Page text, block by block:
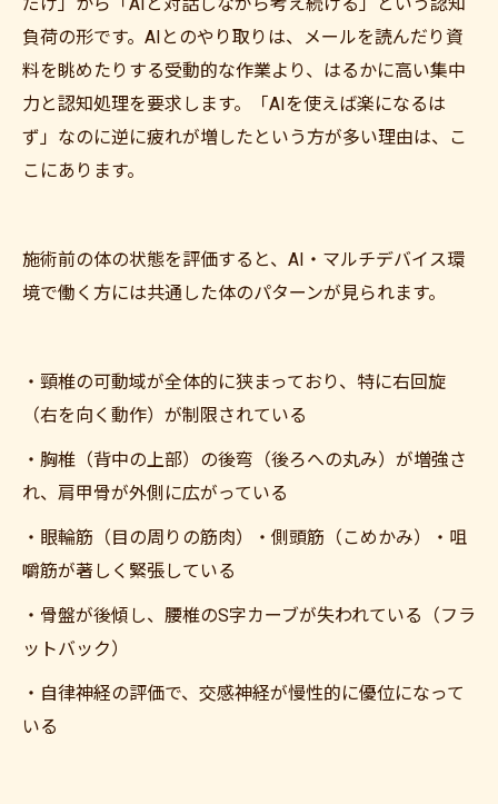
負荷の形です。AIとのやり取りは、メールを読んだり資
料を眺めたりする受動的な作業より、はるかに高い集中
力と認知処理を要求します。「AIを使えば楽になるは
ず」なのに逆に疲れが増したという方が多い理由は、こ
こにあります。
施術前の体の状態を評価すると、AI・マルチデバイス環
境で働く方には共通した体のパターンが見られます。
・頸椎の可動域が全体的に狭まっており、特に右回旋
（右を向く動作）が制限されている
・胸椎（背中の上部）の後弯（後ろへの丸み）が増強さ
れ、肩甲骨が外側に広がっている
・眼輪筋（目の周りの筋肉）・側頭筋（こめかみ）・咀
嚼筋が著しく緊張している
・骨盤が後傾し、腰椎のS字カーブが失われている（フラ
ットバック）
・自律神経の評価で、交感神経が慢性的に優位になって
いる